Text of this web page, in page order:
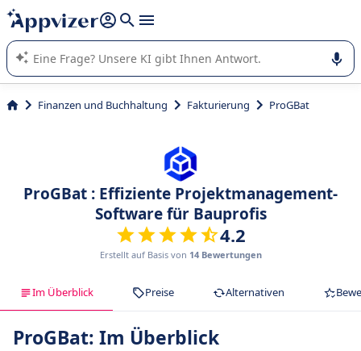
beantworten (mehrere Zeilen mit
Die KI von Appvizer führt Sie bei der Nutzung oder Auswahl
von SaaS-Software in Unternehmen.
Finanzen und Buchhaltung Fakturierung ProGBat
ProGBat : Effiziente Projektmanagement-
Software für Bauprofis
4.2
Erstellt auf Basis von 14 Bewertungen
Im Überblick Preise Alternativen
ProGBat: Im Überblick